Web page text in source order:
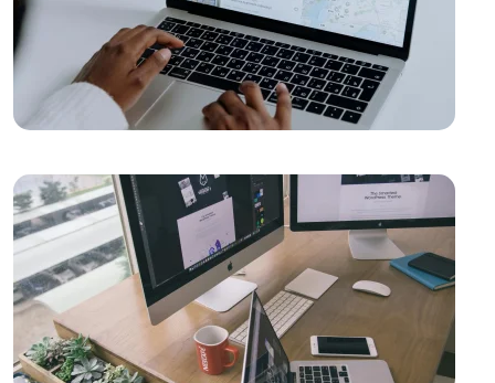
Web Dünyasında Yaratıcı Tasarımın Sıradışı Etkileri
SEO Kontrol Listesi: Web Tasarımında Dikkat Edilmesi
Gerekenler
Web Tasarımında Dikkat Edilmesi Gerekenler
Dijital Pazarlama ve Web Tasarımın Gücü: Markanızı
Dijital Dünyada Nasıl Hayata Geçiririz?
Web Tasarımında Ürün Detay Sayfasının Önemi
Kullanıcı Dostu Menü Tasarımı: Web Sitesi Deneyimini